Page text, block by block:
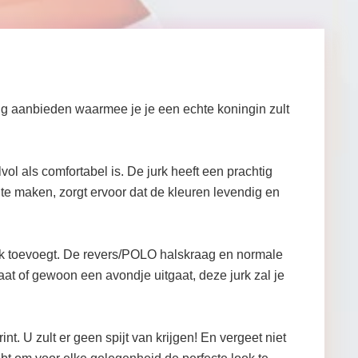
aanbieden waarmee je je een echte koningin zult
als comfortabel is. De jurk heeft een prachtig
maken, zorgt ervoor dat de kleuren levendig en
De revers/POLO halskraag en normale
of gewoon een avondje uitgaat, deze jurk zal je
U zult er geen spijt van krijgen! En vergeet niet